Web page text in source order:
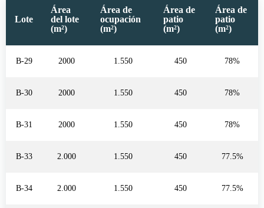
Lote
Área
del lote
(m²)
Área de
ocupación
(m²)
Área de
patio
(m²)
Área de
patio
(m²)
B-29 2000 1.550 450 78%
B-30 2000 1.550 450 78%
B-31 2000 1.550 450 78%
B-33 2.000 1.550 450 77.5%
B-34 2.000 1.550 450 77.5%